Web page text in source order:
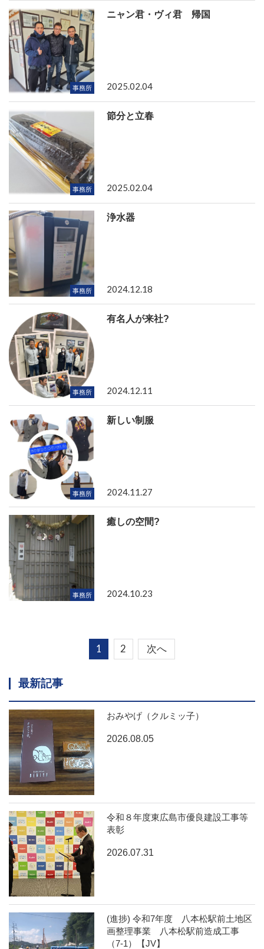
事務所
ニャン君・ヴィ君 帰国
2025.02.04
事務所
節分と立春
2025.02.04
事務所
浄水器
2024.12.18
事務所
有名人が来社?
2024.12.11
事務所
新しい制服
2024.11.27
事務所
癒しの空間?
2024.10.23
1 2 次へ
最新記事
おみやげ（クルミッ子）
2026.08.05
令和８年度東広島市優良建設工事等
表彰
2026.07.31
(進捗) 令和7年度 八本松駅前土地区
画整理事業 八本松駅前造成工事
（7-1）【JV】